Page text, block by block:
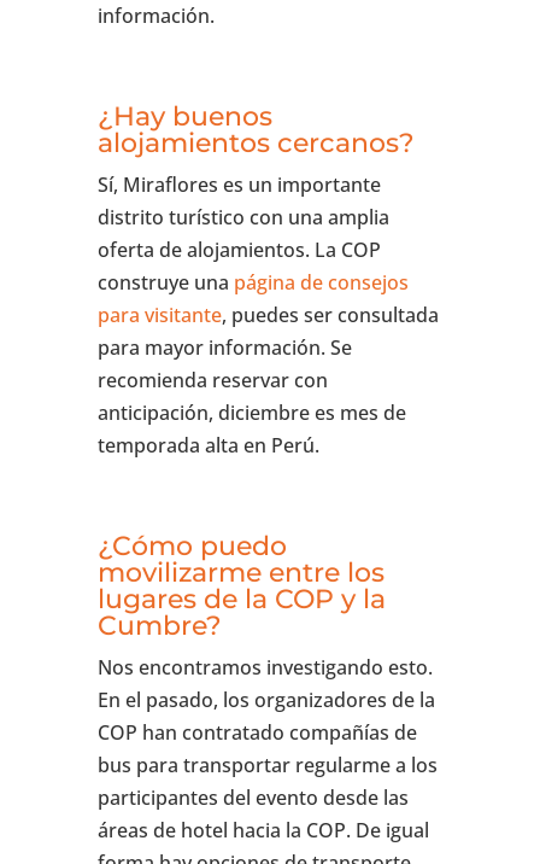
información.
¿Hay buenos
alojamientos cercanos?
Sí, Miraflores es un importante
distrito turístico con una amplia
oferta de alojamientos. La COP
construye una página de consejos
para visitante, puedes ser consultada
para mayor información. Se
recomienda reservar con
anticipación, diciembre es mes de
temporada alta en Perú.
¿Cómo puedo
movilizarme entre los
lugares de la COP y la
Cumbre?
Nos encontramos investigando esto.
En el pasado, los organizadores de la
COP han contratado compañías de
bus para transportar regularme a los
participantes del evento desde las
áreas de hotel hacia la COP. De igual